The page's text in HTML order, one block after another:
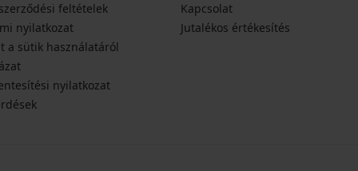
feltételek
nyilatkozat
a sütik használatáról
nyilatkozat
Kapcsolat
Jutalékos értékesítés